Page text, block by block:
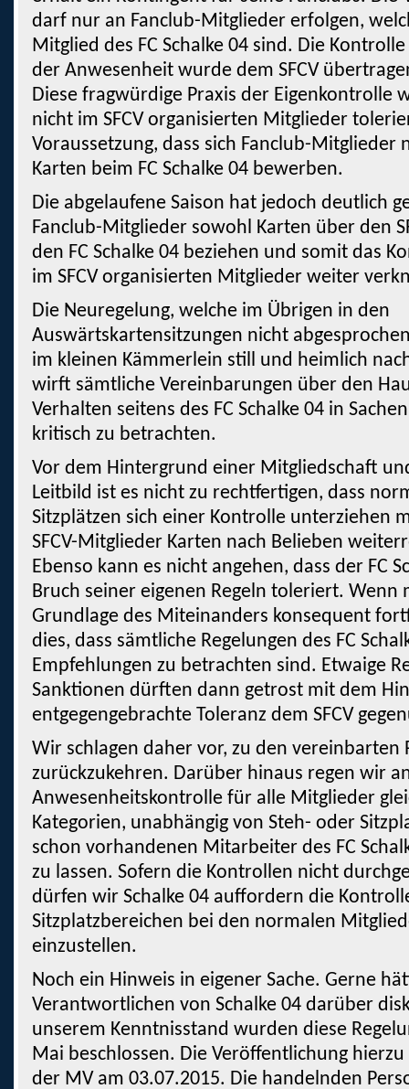
darf nur an Fanclub-Mitglieder erfolgen,
Mitglied des FC Schalke 04 sind. Die
der Anwesenheit wurde dem SFCV
Diese fragwürdige Praxis der Eigenkontrolle
nicht im SFCV organisierten Mitglieder
Voraussetzung, dass sich Fanclub-Mitglieder
Karten beim FC Schalke 04 bewerben.
Die abgelaufene Saison hat jedoch deutlich
Fanclub-Mitglieder sowohl Karten über den
den FC Schalke 04 beziehen und somit das
im SFCV organisierten Mitglieder weiter
Die Neuregelung, welche im Übrigen in den
Auswärtskartensitzungen nicht
im kleinen Kämmerlein still und heimlich
wirft sämtliche Vereinbarungen über den
Verhalten seitens des FC Schalke 04 in
kritisch zu betrachten.
Vor dem Hintergrund einer Mitgliedschaft
Leitbild ist es nicht zu rechtfertigen, dass
Sitzplätzen sich einer Kontrolle unterziehen
SFCV-Mitglieder Karten nach Belieben
Ebenso kann es nicht angehen, dass der FC
Bruch seiner eigenen Regeln toleriert. Wenn
Grundlage des Miteinanders konsequent
dies, dass sämtliche Regelungen des FC
Empfehlungen zu betrachten sind. Etwaige
Sanktionen dürften dann getrost mit dem
entgegengebrachte Toleranz dem SFCV
Wir schlagen daher vor, zu den vereinbarten
zurückzukehren. Darüber hinaus regen wir
Anwesenheitskontrolle für alle Mitglieder
Kategorien, unabhängig von Steh- oder
schon vorhandenen Mitarbeiter des FC
zu lassen. Sofern die Kontrollen nicht
dürfen wir Schalke 04 auffordern die
Sitzplatzbereichen bei den normalen
einzustellen.
Noch ein Hinweis in eigener Sache. Gerne
Verantwortlichen von Schalke 04 darüber
unserem Kenntnisstand wurden diese
Mai beschlossen. Die Veröffentlichung
der MV am 03.07.2015. Die handelnden